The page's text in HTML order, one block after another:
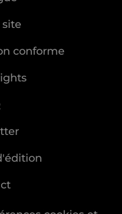
site
conforme